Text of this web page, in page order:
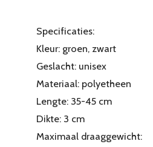
Specificaties:
Kleur: groen, zwart
Geslacht: unisex
Materiaal: polyetheen
Lengte: 35-45 cm
Dikte: 3 cm
Maximaal draaggewicht: